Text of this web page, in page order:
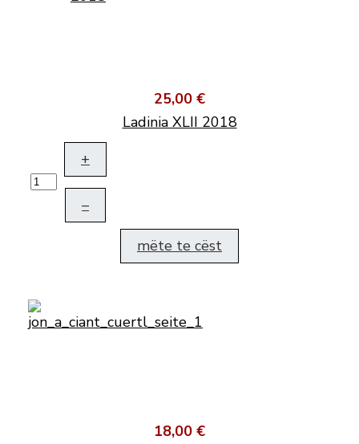
25,00 €
Ladinia XLII 2018
+
–
mëte te cëst
18,00 €